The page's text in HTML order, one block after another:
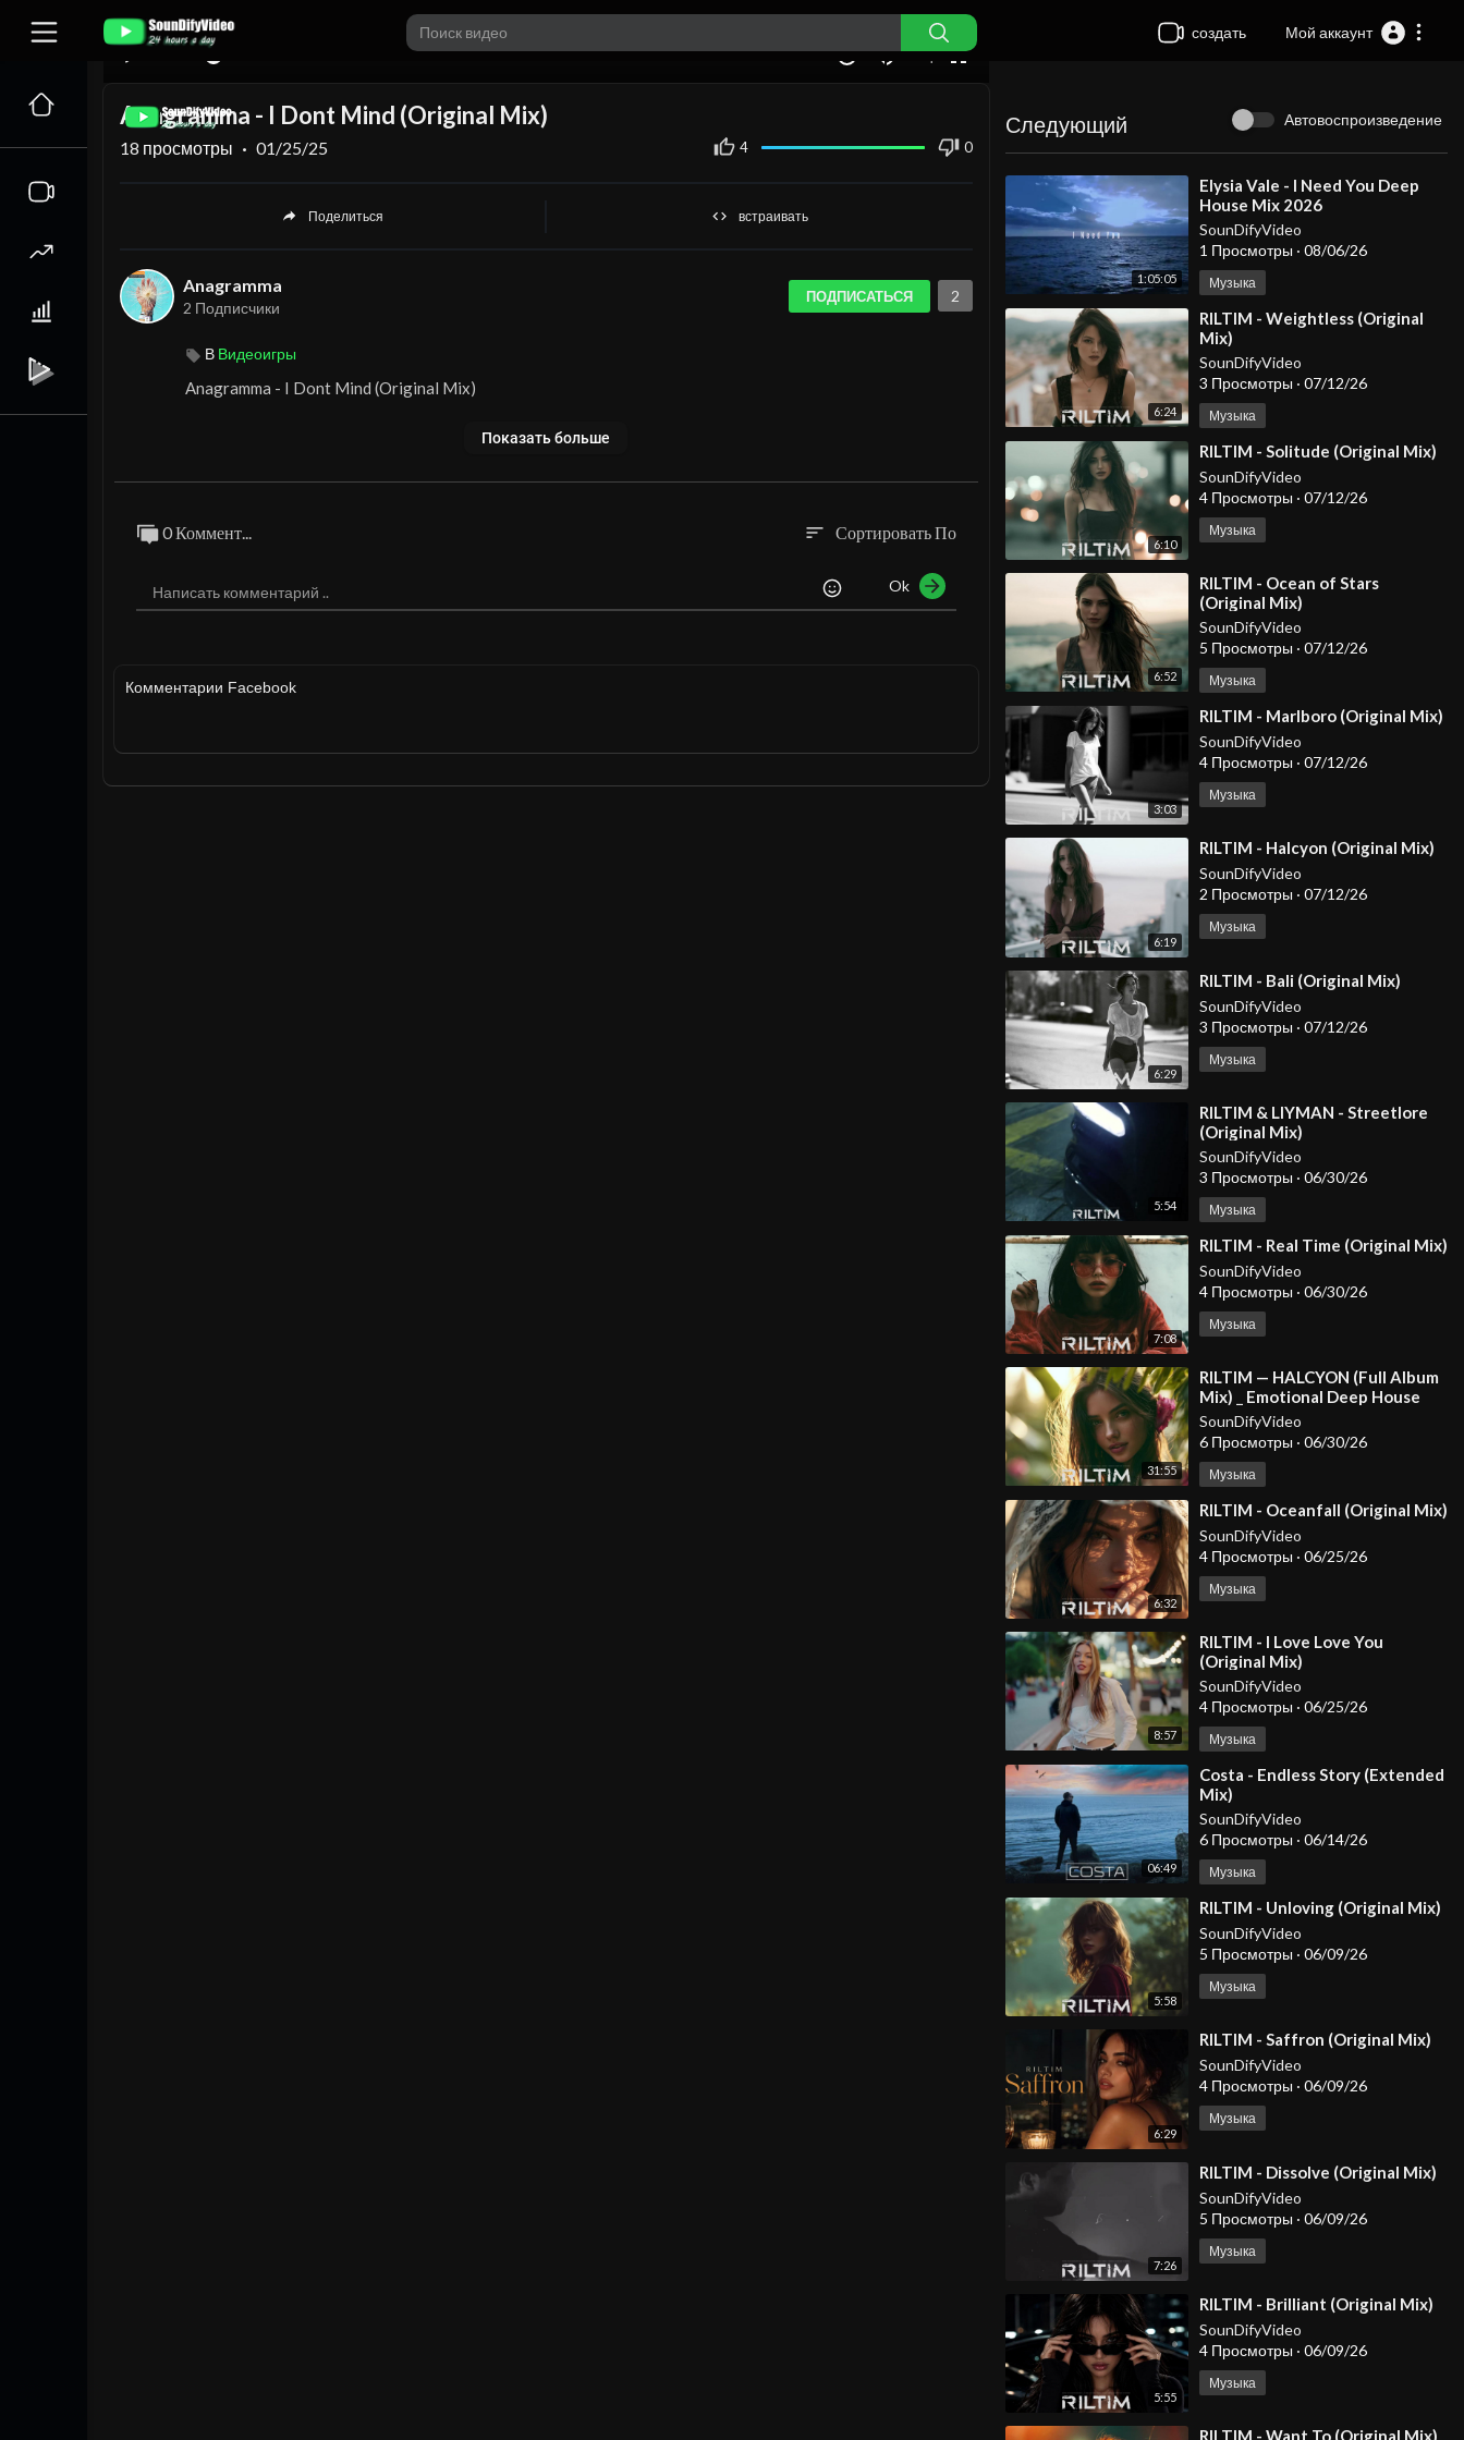
создать Мой аккаунт
Следующий Автовоспроизведение
1:05:05
⁣Elysia Vale - I Need You Deep
House Mix 2026
SounDifyVideo
1 Просмотры · 08/06/26
Музыка
6:24
⁣RILTIM - Weightless (Original
Mix)
SounDifyVideo
3 Просмотры · 07/12/26
Музыка
6:10
⁣RILTIM - Solitude (Original Mix)
SounDifyVideo
4 Просмотры · 07/12/26
Музыка
6:52
⁣RILTIM - Ocean of Stars
(Original Mix)
SounDifyVideo
5 Просмотры · 07/12/26
Музыка
3:03
⁣RILTIM - Marlboro (Original Mix)
SounDifyVideo
4 Просмотры · 07/12/26
Музыка
6:19
⁣RILTIM - Halcyon (Original Mix)
SounDifyVideo
2 Просмотры · 07/12/26
Музыка
6:29
⁣RILTIM - Bali (Original Mix)
SounDifyVideo
3 Просмотры · 07/12/26
Музыка
5:54
⁣RILTIM & LIYMAN - Streetlore
(Original Mix)
SounDifyVideo
3 Просмотры · 06/30/26
Музыка
7:08
⁣RILTIM - Real Time (Original Mix)
SounDifyVideo
4 Просмотры · 06/30/26
Музыка
31:55
⁣RILTIM — HALCYON (Full Album
Mix) _ Emotional Deep House
2026
SounDifyVideo
6 Просмотры · 06/30/26
Музыка
6:32
⁣RILTIM - Oceanfall (Original Mix)
SounDifyVideo
4 Просмотры · 06/25/26
Музыка
8:57
⁣RILTIM - I Love Love You
(Original Mix)
SounDifyVideo
4 Просмотры · 06/25/26
Музыка
06:49
⁣Costa - Endless Story (Extended
Mix)
SounDifyVideo
6 Просмотры · 06/14/26
Музыка
5:58
⁣RILTIM - Unloving (Original Mix)
SounDifyVideo
5 Просмотры · 06/09/26
Музыка
6:29
⁣RILTIM - Saffron (Original Mix)
SounDifyVideo
4 Просмотры · 06/09/26
Музыка
7:26
⁣RILTIM - Dissolve (Original Mix)
SounDifyVideo
5 Просмотры · 06/09/26
Музыка
5:55
⁣RILTIM - Brilliant (Original Mix)
SounDifyVideo
4 Просмотры · 06/09/26
Музыка
⁣RILTIM - Want To (Original Mix)
Anagramma - I Dont Mind (Original Mix)
4 0
18 просмотры · 01/25/25
Поделиться встраивать
Anagramma
2 Подписчики
ПОДПИСАТЬСЯ 2
В Видеоигры
⁣Anagramma - I Dont Mind (Original Mix)
Показать больше
0 Коммент... sort Сортировать По
Ok
Комментарии Facebook